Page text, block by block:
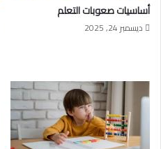
أساسيات صعوبات التعلم
ديسمبر 24, 2025